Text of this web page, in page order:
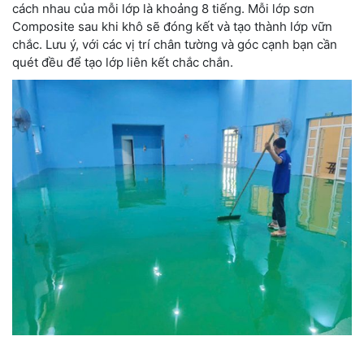
cách nhau của mỗi lớp là khoảng 8 tiếng. Mỗi lớp sơn
Composite sau khi khô sẽ đóng kết và tạo thành lớp vữn
chắc. Lưu ý, với các vị trí chân tường và góc cạnh bạn cần
quét đều để tạo lớp liên kết chắc chắn.